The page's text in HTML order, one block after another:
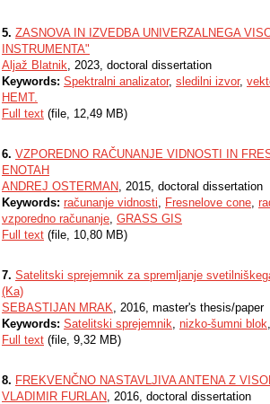
5. ZASNOVA IN IZVEDBA UNIVERZALNEGA
INSTRUMENTA"
Aljaž Blatnik, 2023, doctoral dissertation
Keywords: Spektralni analizator, sledilni izvor,
HEMT.
Full text (file, 12,49 MB)
6. VZPOREDNO RAČUNANJE VIDNOSTI IN
ENOTAH
ANDREJ OSTERMAN, 2015, doctoral dissertation
Keywords: računanje vidnosti, Fresnelove cone,
vzporedno računanje, GRASS GIS
Full text (file, 10,80 MB)
7. Satelitski sprejemnik za spremljanje
(Ka)
SEBASTIJAN MRAK, 2016, master's thesis/paper
Keywords: Satelitski sprejemnik, nizko-šumni blok,
Full text (file, 9,32 MB)
8. FREKVENČNO NASTAVLJIVA ANTENA Z
VLADIMIR FURLAN, 2016, doctoral dissertation